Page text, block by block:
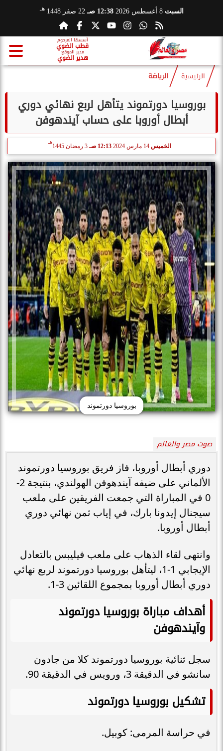
السبت 8 أغسطس 2026 12:38 صـ 22 صفر 1448 هـ
أسسها المرحوم
قطب الضوي
مدير الموقع
هدير الضوي
الرئيسية الرياضة
بوروسيا دورتموند يتأهل لربع نهائي دوري
أبطال أوروبا على حساب آيندهوفن
الخميس 14 مارس 2024 12:13 صـ 3 رمضان 1445
هـ
بوروسيا دورتموند
صوت مصر والعالم
دوري أبطال أوروبا، فاز فريق بوروسيا دورتموند
الألماني على ضيفه آيندهوفن الهولندي، بنتيجة 2-
0 في المباراة التي جمعت الفريقين على ملعب
سيجنال إيدونا بارك، في إياب ثمن نهائي دوري
أبطال أوروبا.
وانتهى لقاء الذهاب على ملعب فيليبس بالتعادل
الإيجابي 1-1، ليتأهل بوروسيا دورتموند لربع نهائي
دوري أبطال أوروبا بمجموع اللقائين 3-1.
أهداف مباراة بوروسيا دورتموند
وآيندهوفن
سجل ثنائية بوروسيا دورتموند كلا من جادون
سانشو في الدقيقة 3، ورويس في الدقيقة 90.
تشكيل بوروسيا دورتموند
في حراسة المرمى: كوبيل.